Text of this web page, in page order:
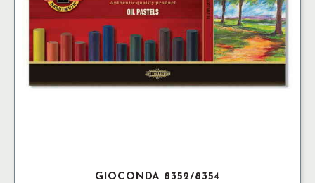
GIOCONDA 8352/8354